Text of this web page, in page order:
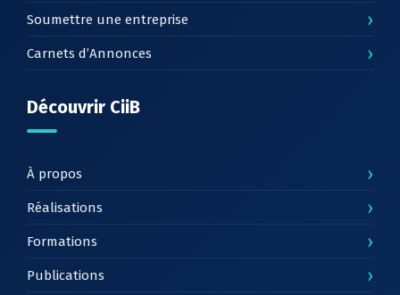
Soumettre une entreprise ›
Carnets d’Annonces ›
Découvrir CiiB
À propos ›
Réalisations ›
Formations ›
Publications ›